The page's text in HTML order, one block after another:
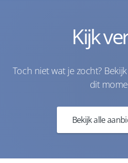
Kijk
Toch niet wat je zocht?
dit
Bekijk alle